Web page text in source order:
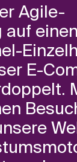
Agile-
auf einen
E-